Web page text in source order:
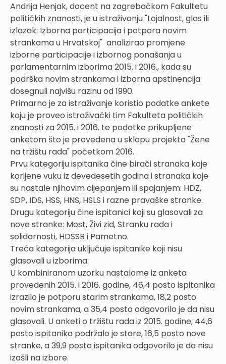
Andrija Henjak, docent na zagrebačkom Fakultetu
političkih znanosti, je u istraživanju "Lojalnost, glas ili
izlazak: Izborna participacija i potpora novim
strankama u Hrvatskoj" analizirao promjene
izborne participacije i izbornog ponašanja u
parlamentarnim izborima 2015. i 2016., kada su
podrška novim strankama i izborna apstinencija
dosegnuli najvišu razinu od 1990.
Primarno je za istraživanje koristio podatke ankete
koju je proveo istraživački tim Fakulteta političkih
znanosti za 2015. i 2016. te podatke prikupljene
anketom što je provedena u sklopu projekta "Žene
na tržištu rada" početkom 2016.
Prvu kategoriju ispitanika čine birači stranaka koje
korijene vuku iz devedesetih godina i stranaka koje
su nastale njihovim cijepanjem ili spajanjem: HDZ,
SDP, IDS, HSS, HNS, HSLS i razne pravaške stranke.
Drugu kategoriju čine ispitanici koji su glasovali za
nove stranke: Most, Živi zid, Stranku rada i
solidarnosti, HDSSB i Pametno.
Treća kategorija uključuje ispitanike koji nisu
glasovali u izborima.
U kombiniranom uzorku nastalome iz anketa
provedenih 2015. i 2016. godine, 46,4 posto ispitanika
izrazilo je potporu starim strankama, 18,2 posto
novim strankama, a 35,4 posto odgovorilo je da nisu
glasovali. U anketi o tržištu rada iz 2015. godine, 44,6
posto ispitanika podržalo je stare, 16,5 posto nove
stranke, a 39,9 posto ispitanika odgovorilo je da nisu
izašli na izbore.